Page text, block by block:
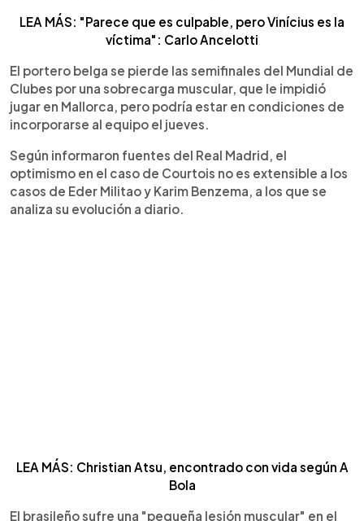
LEA MÁS: "Parece que es culpable, pero Vinícius es la
víctima": Carlo Ancelotti
El portero belga se pierde las semifinales del Mundial de
Clubes por una sobrecarga muscular, que le impidió
jugar en Mallorca, pero podría estar en condiciones de
incorporarse al equipo el jueves.
Según informaron fuentes del Real Madrid, el
optimismo en el caso de Courtois no es extensible a los
casos de Eder Militao y Karim Benzema, a los que se
analiza su evolución a diario.
LEA MÁS: Christian Atsu, encontrado con vida según A
Bola
El brasileño sufre una "pequeña lesión muscular" en el